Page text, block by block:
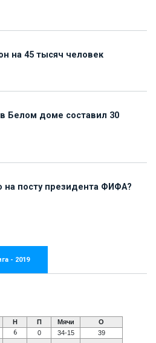
на 45 тысяч человек
Белом доме составил 30
на посту президента ФИФА?
- 2019
Н П Мячи
О
6 0 34-15 39